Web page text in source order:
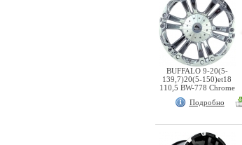
BUFFALO 9-20(5-
139,7)20(5-150)et18
110,5 BW-778 Chrome
Подробно